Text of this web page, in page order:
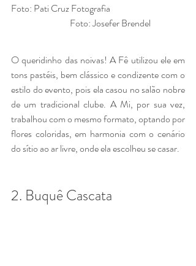
Foto: Pati Cruz Fotografia
                                Foto: Josefer Brendel
O queridinho das noivas! A Fê utilizou ele em
tons pastéis, bem clássico e condizente com o
estilo do evento, pois ela casou no salão nobre
de um tradicional clube. A Mi, por sua vez,
trabalhou com o mesmo formato, optando por
flores coloridas, em harmonia com o cenário
do sítio ao ar livre, onde ela escolheu se casar.
2. Buquê Cascata